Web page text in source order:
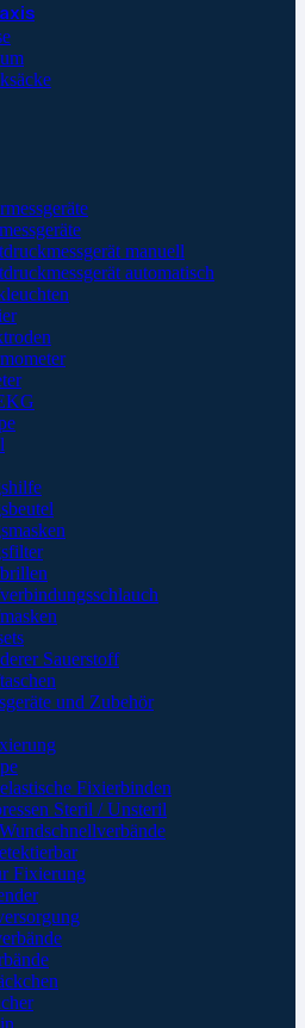
manuell
automatisch
Sauerstoff
und Zubehör
Fixierbinden
Steril / Unsteril
Fixierung